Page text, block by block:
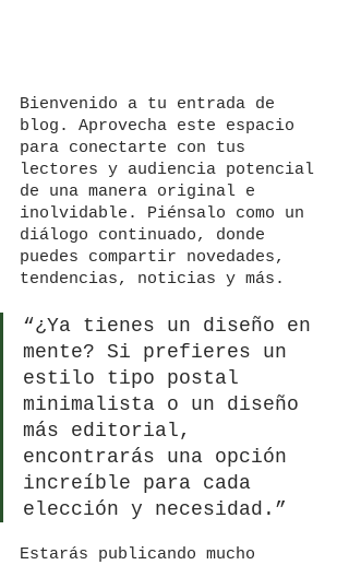
Bienvenido a tu entrada de
blog. Aprovecha este espacio
para conectarte con tus
lectores y audiencia potencial
de una manera original e
inolvidable. Piénsalo como un
diálogo continuado, donde
puedes compartir novedades,
tendencias, noticias y más.
“¿Ya tienes un diseño en
mente? Si prefieres un
estilo tipo postal
minimalista o un diseño
más editorial,
encontrarás una opción
increíble para cada
elección y necesidad.”
Estarás publicando mucho